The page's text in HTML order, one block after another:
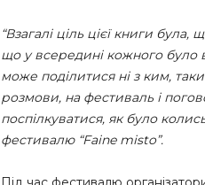
“Взагалі ціль цієї книги
що у всередині кожного було
може поділитися ні з ким,
розмови, на фестиваль і
поспілкуватися, як було
фестивалю “Faine misto”.